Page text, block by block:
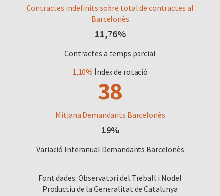
Contractes indefinits sobre total de contractes al
Barcelonès
11,76%
Contractes a temps parcial
1,10% Índex de rotació
38
Mitjana Demandants Barcelonès
19%
Variació Interanual Demandants Barcelonès
Font dades: Observatori del Treball i Model
Productiu de la Generalitat de Catalunya